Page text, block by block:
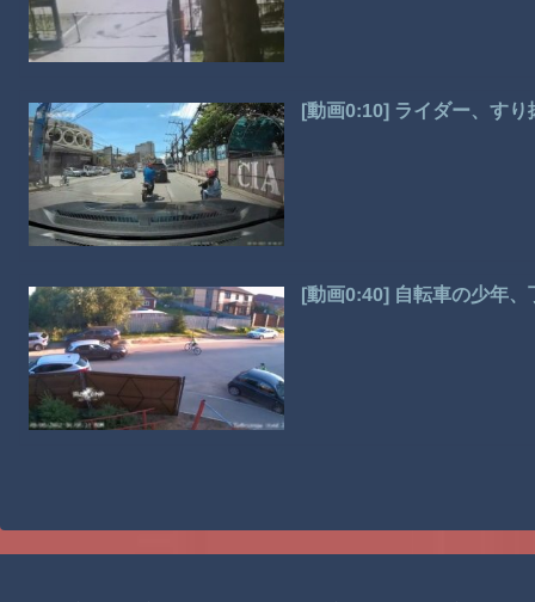
[動画0:10] ライダー、す
[動画0:40] 自転車の少年